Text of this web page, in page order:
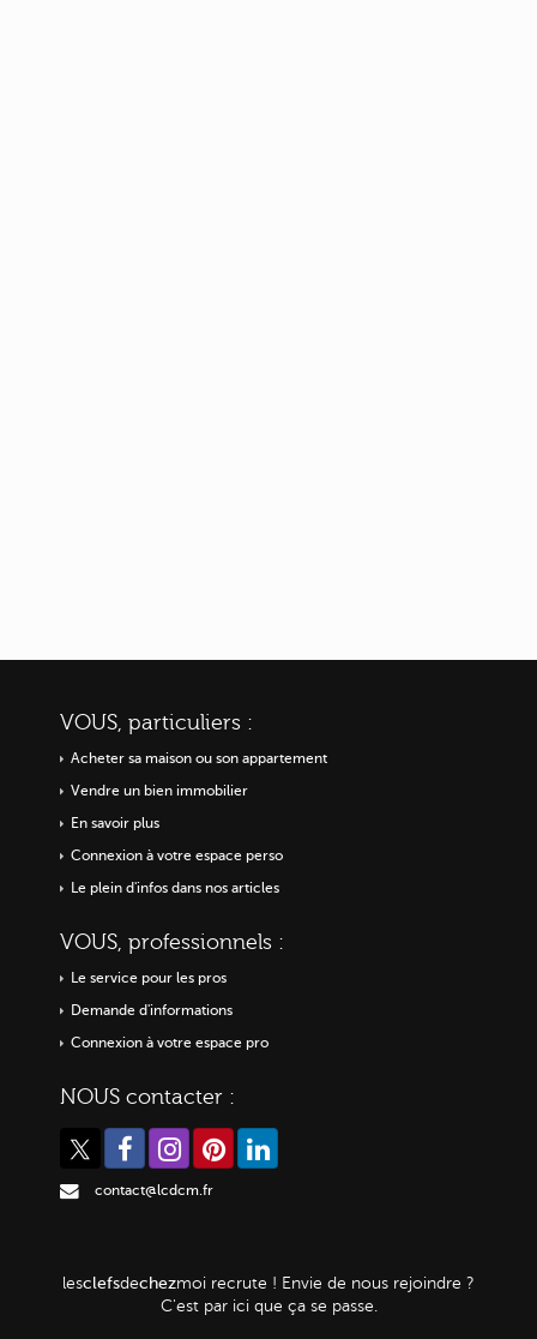
VOUS, particuliers :
Acheter sa maison ou son appartement
Vendre un bien immobilier
En savoir plus
Connexion à votre espace perso
Le plein d'infos dans nos articles
VOUS, professionnels :
Le service pour les pros
Demande d'informations
Connexion à votre espace pro
NOUS contacter :
contact@lcdcm.fr
lesclefsdechezmoi recrute ! Envie de nous rejoindre ?
C'est par ici que ça se passe.